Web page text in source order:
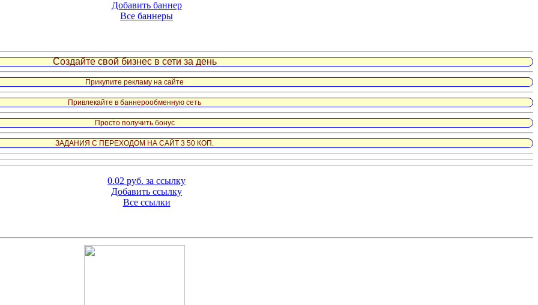
Добавить баннер
Все баннеры
Создайте свой бизнес в сети за день
Прикупите рекламу на сайте
Привлекайте в баннерообменную сеть
Просто получить бонус
ЗАДАНИЯ С ПЕРЕХОДОМ НА САЙТ 3 50 КОП.
0.02 руб. за ссылку
Добавить ссылку
Все ссылки